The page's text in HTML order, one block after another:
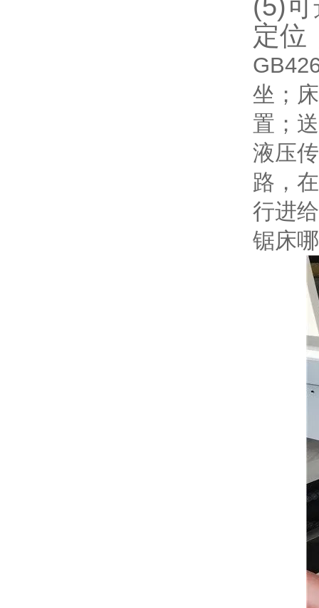
(5)
定位
坐；
置；
液压
路，
行进
锯床